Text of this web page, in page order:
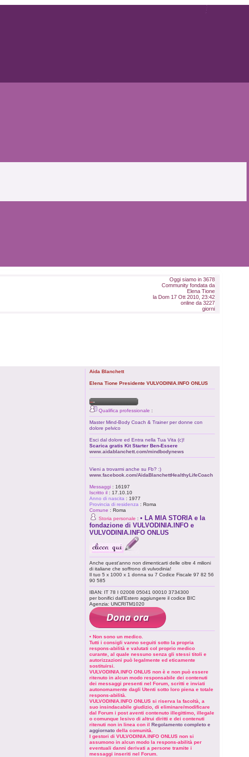
Oggi siamo in 3678
Community fondata da
Elena Tione
la Dom 17 Ott 2010, 23:42
online da 3227
giorni
Aida Blanchett
Elena Tione Presidente VULVODINIA.INFO ONLUS
Qualifica professionale :
Master Mind-Body Coach & Trainer per donne con
dolore pelvico
Esci dal dolore ed Entra nella Tua Vita (c)!
Scarica gratis Kit Starter Ben-Essere
www.aidablanchett.com/mindbodynews
Vieni a trovarmi anche su Fb? :)
www.facebook.com/AidaBlanchettHealthyLifeCoach
Messaggi: 16197
Iscritto il: 17.10.10
Anno di nascita : 1977
Provincia di residenza : Roma
Comune : Roma
Storia personale : • LA MIA STORIA e la
fondazione di VULVODINIA.INFO e
VULVODINIA.INFO ONLUS
Anche quest'anno non dimenticarti delle oltre 4 milioni
di italiane che soffrono di vulvodinia!
Il tuo 5 x 1000 x 1 donna su 7 Codice Fiscale 97 82 56
90 585
IBAN: IT 78 I 02008 05041 00010 3734300
per bonifici dall'Estero aggiungere il codice BIC
Agenzia: UNCRITM1020
• Non sono un medico.
Tutti i consigli vanno seguiti sotto la propria
respons-abilità e valutati col proprio medico
curante, al quale nessuno senza gli stessi titoli e
autorizzazioni può legalmente ed eticamente
sostituirsi.
VULVODINIA.INFO ONLUS non è e non può essere
ritenuto in alcun modo responsabile dei contenuti
dei messaggi presenti nel Forum, scritti e inviati
autonomamente dagli Utenti sotto loro piena e totale
respons-abilità.
VULVODINIA.INFO ONLUS si riserva la facoltà, a
suo insindacabile giudizio, di eliminare/modificare
dal Forum i post aventi contenuto illegittimo, illegale
o comunque lesivo di altrui diritti e dei contenuti
ritenuti non in linea con il Regolamento completo e
aggiornatodella comunità.
I gestori di VULVODINIA.INFO ONLUS non si
assumono in alcun modo la respons-abilità per
eventuali danni derivati a persone tramite i
messaggi inseriti nel Forum.